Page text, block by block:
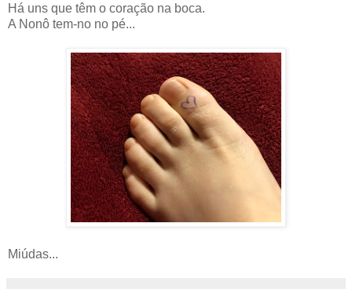
Há uns que têm o coração na boca.
A Nonô tem-no no pé...
Miúdas...